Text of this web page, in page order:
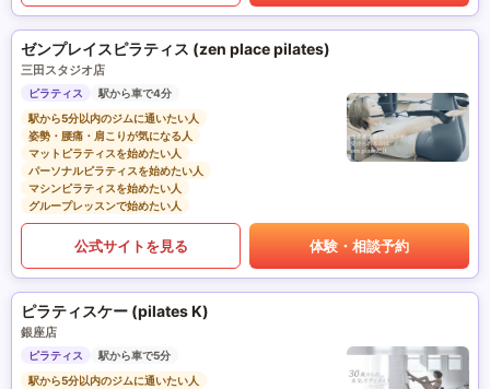
ゼンプレイスピラティス (zen place pilates)
三田スタジオ店
ピラティス
駅から車で4分
駅から5分以内のジムに通いたい人
姿勢・腰痛・肩こりが気になる人
マットピラティスを始めたい人
パーソナルピラティスを始めたい人
マシンピラティスを始めたい人
グループレッスンで始めたい人
公式サイトを見る 体験・相談予約
ピラティスケー (pilates K)
銀座店
ピラティス
駅から車で5分
駅から5分以内のジムに通いたい人